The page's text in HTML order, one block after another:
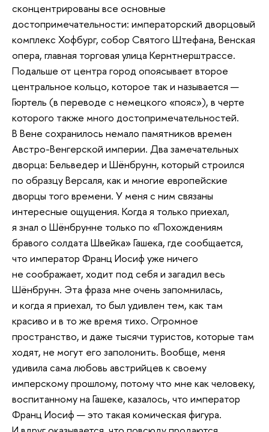
сконцентрированы все основные
достопримечательности: императорский дворцовый
комплекс Хофбург, собор Святого Штефана, Венская
опера, главная торговая улица Кернтнерштрассе.
Подальше от центра город опоясывает второе
центральное кольцо, которое так и называется —
Гюртель (в переводе с немецкого «пояс»), в черте
которого также много достопримечательностей.
В Вене сохранилось немало памятников времен
Австро-Венгерской империи. Два замечательных
дворца: Бельведер и Шёнбрунн, который строился
по образцу Версаля, как и многие европейские
дворцы того времени. У меня с ним связаны
интересные ощущения. Когда я только приехал,
я знал о Шёнбрунне только по «Похождениям
бравого солдата Швейка» Гашека, где сообщается,
что император Франц Иосиф уже ничего
не соображает, ходит под себя и загадил весь
Шёнбрунн. Эта фраза мне очень запомнилась,
и когда я приехал, то был удивлен тем, как там
красиво и в то же время тихо. Огромное
пространство, и даже тысячи туристов, которые там
ходят, не могут его заполонить. Вообще, меня
удивила сама любовь австрийцев к своему
имперскому прошлому, потому что мне как человеку,
воспитанному на Гашеке, казалось, что император
Франц Иосиф — это такая комическая фигура.